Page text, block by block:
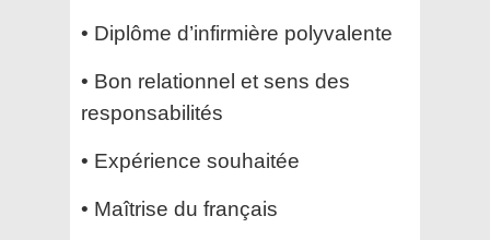
• Diplôme d’infirmière polyvalente
• Bon relationnel et sens des
responsabilités
• Expérience souhaitée
• Maîtrise du français